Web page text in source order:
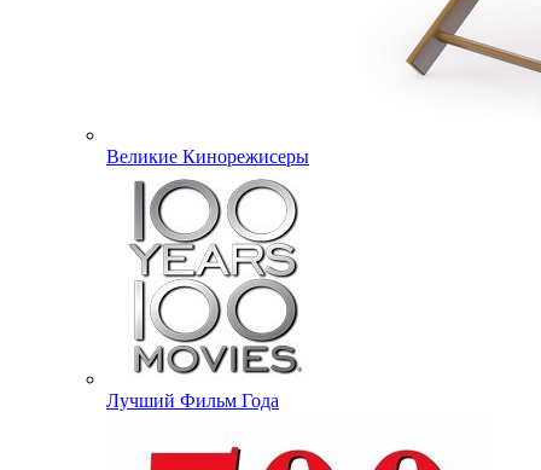
Великие Кинорежисеры
Лучший Фильм Года